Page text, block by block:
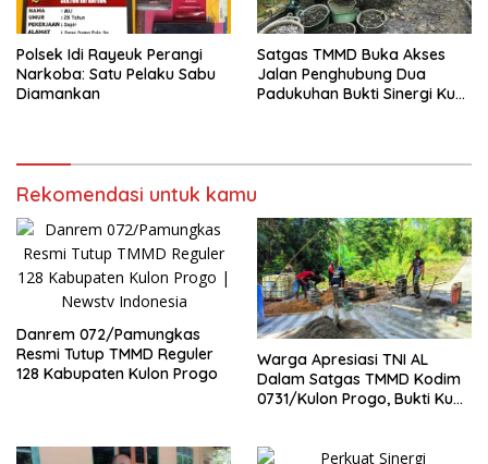
Polsek Idi Rayeuk Perangi
Narkoba: Satu Pelaku Sabu
Diamankan
Satgas TMMD Buka Akses
Jalan Penghubung Dua
Padukuhan Bukti Sinergi Kuat
Rekomendasi untuk kamu
Danrem 072/Pamungkas
Resmi Tutup TMMD Reguler
128 Kabupaten Kulon Progo
Warga Apresiasi TNI AL
Dalam Satgas TMMD Kodim
0731/Kulon Progo, Bukti Kuat